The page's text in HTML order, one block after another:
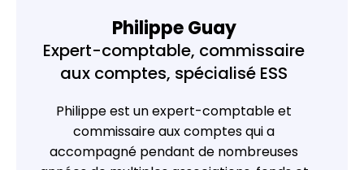
Philippe Guay
Expert-comptable, commissaire
aux comptes, spécialisé ESS
Philippe est un expert-comptable et
commissaire aux comptes qui a
accompagné pendant de nombreuses